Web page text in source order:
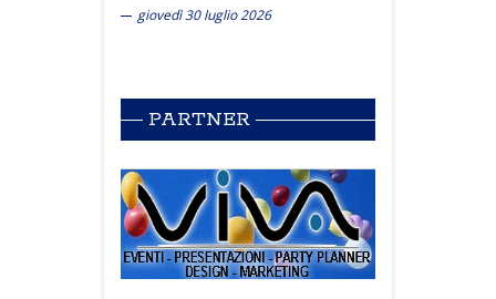
giovedì 30 luglio 2026
PARTNER